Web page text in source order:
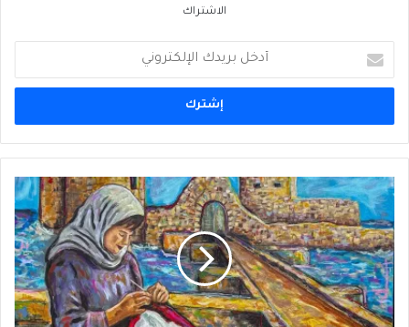
الاشتراك
بريدك
الإلكتروني
وائل
صالحة:
من
راس
المتن
إِلى
قلب
واشنطن